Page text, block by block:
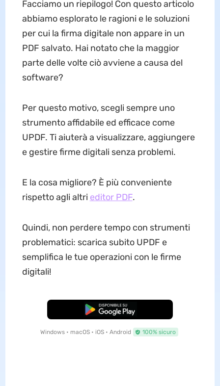
Facciamo un riepilogo! Con questo articolo
abbiamo esplorato le ragioni e le soluzioni
per cui la firma digitale non appare in un
PDF salvato. Hai notato che la maggior
parte delle volte ciò avviene a causa del
software?
Per questo motivo, scegli sempre uno
strumento affidabile ed efficace come
UPDF. Ti aiuterà a visualizzare, aggiungere
e gestire firme digitali senza problemi.
E la cosa migliore? È più conveniente
rispetto agli altri editor PDF.
Quindi, non perdere tempo con strumenti
problematici: scarica subito UPDF e
semplifica le tue operazioni con le firme
digitali!
Download Gratis
Windows • macOS • iOS • Android 100% sicuro